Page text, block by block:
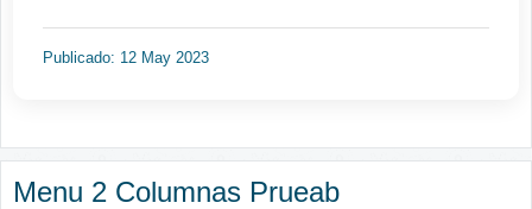
Publicado: 12 May 2023
Menu 2 Columnas Prueab